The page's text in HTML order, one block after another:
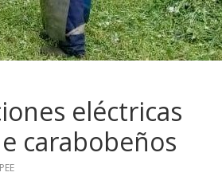
eléctricas
carabobeños